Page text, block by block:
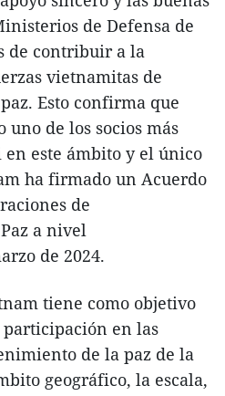
de Defensa de
de contribuir a la
vietnamitas de
Esto confirma que
uno de los socios más
este ámbito y el único
ha firmado un Acuerdo
de
a nivel
de 2024.
tiene como objetivo
en las
de la paz de la
geográfico, la escala,